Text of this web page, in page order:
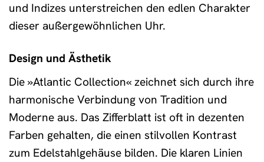
und Indizes unterstreichen den edlen Charakter
dieser außergewöhnlichen Uhr.
Design und Ästhetik
Die »Atlantic Collection« zeichnet sich durch ihre
harmonische Verbindung von Tradition und
Moderne aus. Das Zifferblatt ist oft in dezenten
Farben gehalten, die einen stilvollen Kontrast
zum Edelstahlgehäuse bilden. Die klaren Linien